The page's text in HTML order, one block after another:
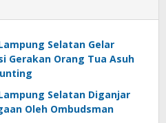
Selatan Gelar
Gerakan Orang Tua Asuh
Selatan Diganjar
Oleh Ombudsman